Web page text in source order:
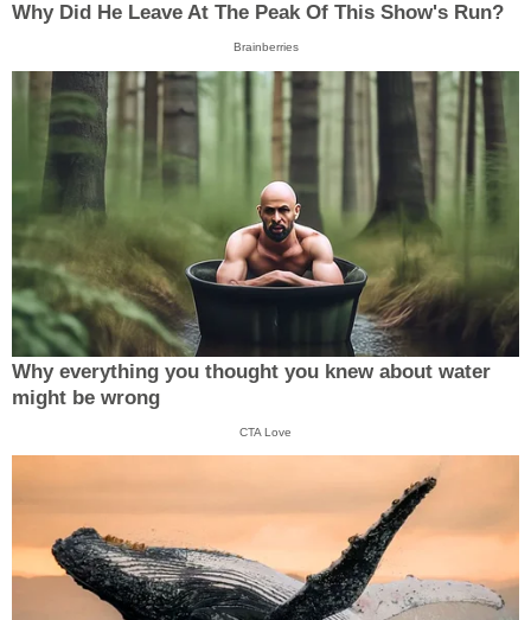
Why Did He Leave At The Peak Of This Show's Run?
Brainberries
Why everything you thought you knew about water
might be wrong
CTA Love